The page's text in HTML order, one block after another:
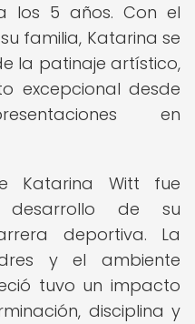
los 5 años. Con el
familia, Katarina se
la patinaje artístico,
excepcional desde
en
Katarina Witt fue
de su
deportiva. La
y el ambiente
tuvo un impacto
disciplina y